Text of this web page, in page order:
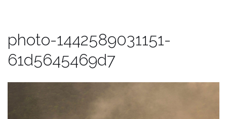
photo-1442589031151-
61d5645469d7